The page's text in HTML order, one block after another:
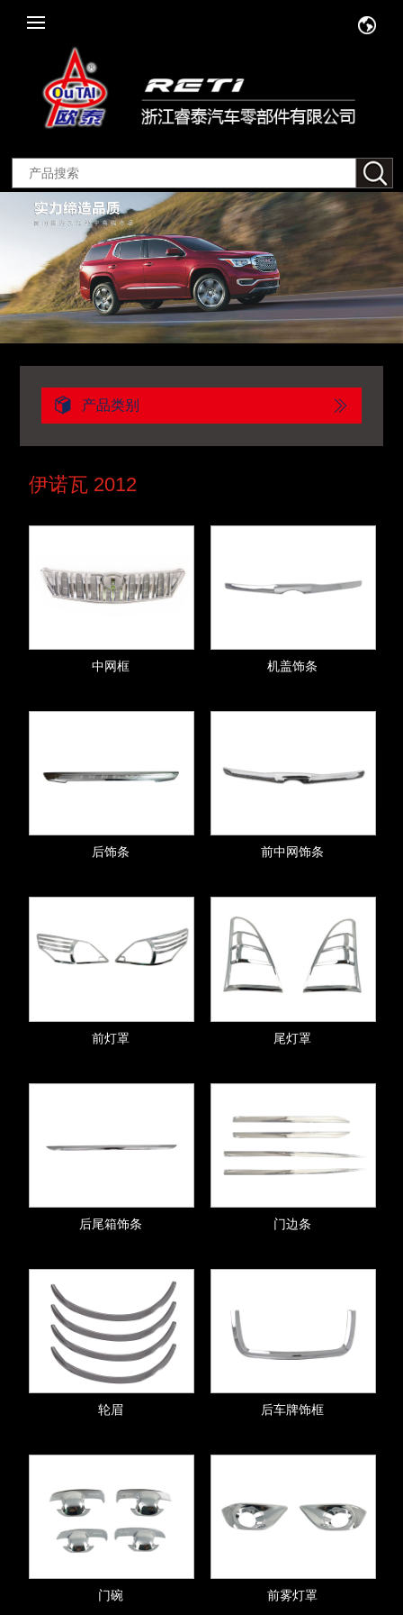
产品类别
伊诺瓦 2012
中网框 机盖饰条
后饰条 前中网饰条
前灯罩 尾灯罩
后尾箱饰条 门边条
轮眉 后车牌饰框
门碗 前雾灯罩